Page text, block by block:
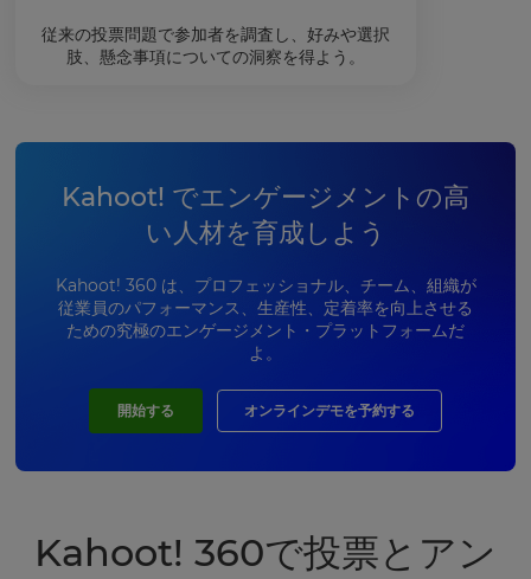
従来の投票問題で参加者を調査し、好みや選択
肢、懸念事項についての洞察を得よう。
Kahoot! でエンゲージメントの高
い人材を育成しよう
Kahoot! 360 は、プロフェッショナル、チーム、組織が
従業員のパフォーマンス、生産性、定着率を向上させる
ための究極のエンゲージメント・プラットフォームだ
よ。
開始する オンラインデモを予約する
Kahoot! 360で投票とアン